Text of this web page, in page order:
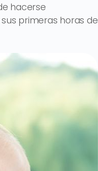
hacerse
primeras horas de